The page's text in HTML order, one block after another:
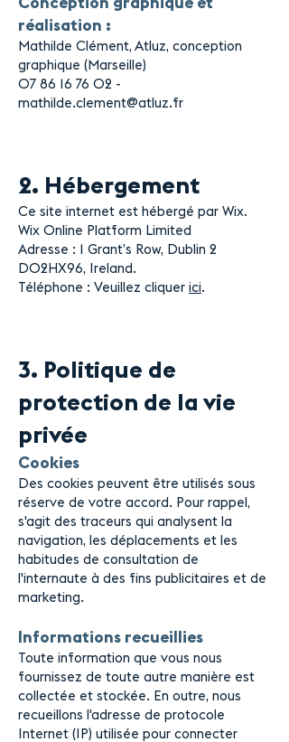
réalisation :
Mathilde Clément, Atluz, conception
graphique (Marseille)
07 86 16 76 02 -
mathilde.clement@atluz.fr
2. Hébergement
Ce site internet est hébergé par Wix.
Wix Online Platform Limited
Adresse : 1 Grant’s Row, Dublin 2
D02HX96, Ireland.
Téléphone : Veuillez cliquer ici.
3. Politique de
protection de la vie
privée
Cookies
Des cookies peuvent être utilisés sous
réserve de votre accord. Pour rappel,
s'agit des traceurs qui analysent la
navigation, les d éplacements et les
habitudes de consultation de
l'internaute à des fins publicitaires et de
marketing.
Informations recueillies
Toute information que vous nous
fournissez de toute autre manière est
collectée et stockée. En outre, nous
recueillons l 'adresse de protocole
Internet (IP) utilisée pour connecter